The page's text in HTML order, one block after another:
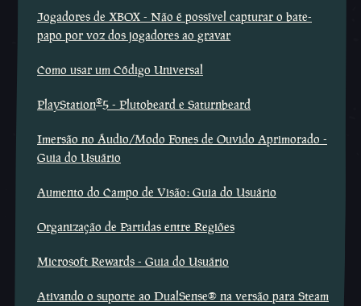
Jogadores de XBOX - Não é possível capturar o bate-
papo por voz dos jogadores ao gravar
Como usar um Código Universal
PlayStation®5 - Plutobeard e Saturnbeard
Imersão no Áudio/Modo Fones de Ouvido Aprimorado -
Guia do Usuário
Aumento do Campo de Visão: Guia do Usuário
Organização de Partidas entre Regiões
Microsoft Rewards - Guia do Usuário
Ativando o suporte ao DualSense® na versão para Steam